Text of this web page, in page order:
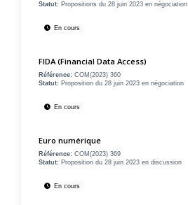
Statut: Propositions du 28 juin 2023 en négociation
En cours
FIDA (Financial Data Access)
Référence: COM(2023) 360
Statut: Proposition du 28 juin 2023 en négociation
En cours
Euro numérique
Référence: COM(2023) 369
Statut: Proposition du 28 juin 2023 en discussion
En cours